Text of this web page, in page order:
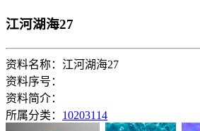
江河湖海27
资料名称：江河湖海27
资料序号：
资料简介：
所属分类： 10203114